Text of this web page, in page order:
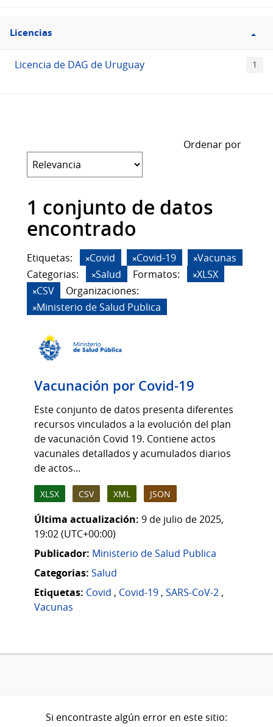
Filtro
Licencias
Licencias
Licencia de DAG de Uruguay 1
Ordenar por
1 conjunto de datos
encontrado
Etiquetas: Covid Covid-19
Vacunas
Categorias:
Salud Formatos:
XLSX
CSV
Organizaciones:
Ministerio de Salud Publica
Vacunación por Covid-19
Este conjunto de datos presenta diferentes
recursos vinculados a la evolución del plan
de vacunación Covid 19. Contiene actos
vacunales detallados y acumulados diarios
de actos...
XLSX CSV XML JSON
Última actualización: 9 de julio de 2025,
19:02 (UTC+00:00)
Publicador: Ministerio de Salud Publica
Categorias: Salud
Etiquetas: Covid , Covid-19 , SARS-CoV-2 ,
Vacunas
Si encontraste algún error en este sitio: